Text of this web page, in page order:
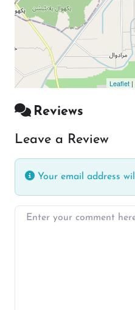
Leaflet |
Reviews
Leave a Review
Your email address
Enter your comment here…